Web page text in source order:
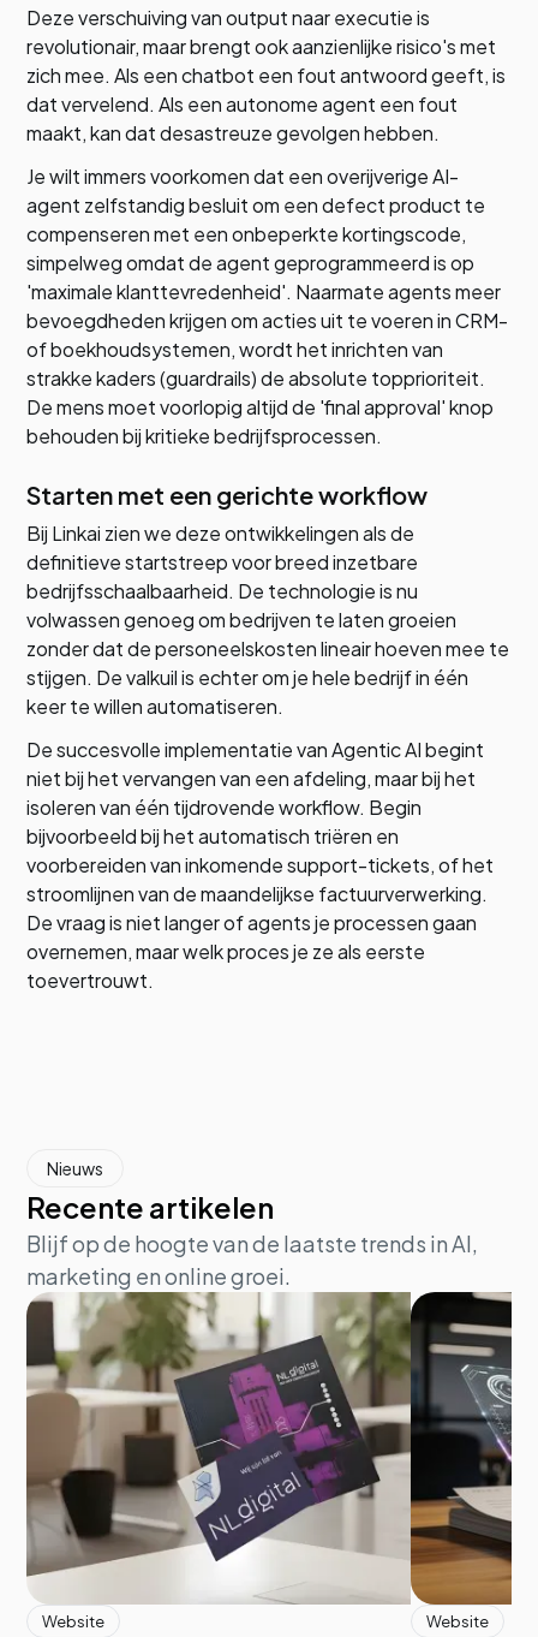
Deze verschuiving van output naar executie is
revolutionair, maar brengt ook aanzienlijke risico's met
zich mee. Als een chatbot een fout antwoord geeft, is
dat vervelend. Als een autonome agent een fout
maakt, kan dat desastreuze gevolgen hebben.
Je wilt immers voorkomen dat een overijverige AI-
agent zelfstandig besluit om een defect product te
compenseren met een onbeperkte kortingscode,
simpelweg omdat de agent geprogrammeerd is op
'maximale klanttevredenheid'. Naarmate agents meer
bevoegdheden krijgen om acties uit te voeren in CRM-
of boekhoudsystemen, wordt het inrichten van
strakke kaders (guardrails) de absolute topprioriteit.
De mens moet voorlopig altijd de 'final approval' knop
behouden bij kritieke bedrijfsprocessen.
Starten met een gerichte workflow
Bij Linkai zien we deze ontwikkelingen als de
definitieve startstreep voor breed inzetbare
bedrijfsschaalbaarheid. De technologie is nu
volwassen genoeg om bedrijven te laten groeien
zonder dat de personeelskosten lineair hoeven mee te
stijgen. De valkuil is echter om je hele bedrijf in één
keer te willen automatiseren.
De succesvolle implementatie van Agentic AI begint
niet bij het vervangen van een afdeling, maar bij het
isoleren van één tijdrovende workflow. Begin
bijvoorbeeld bij het automatisch triëren en
voorbereiden van inkomende support-tickets, of het
stroomlijnen van de maandelijkse factuurverwerking.
De vraag is niet langer of agents je processen gaan
overnemen, maar welk proces je ze als eerste
toevertrouwt.
Nieuws
Recente artikelen
Blijf op de hoogte van de laatste trends in AI,
marketing en online groei.
Website Website